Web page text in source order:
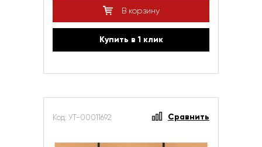
В корзину
Купить в 1 клик
Код: УТ-00011692 Сравнить